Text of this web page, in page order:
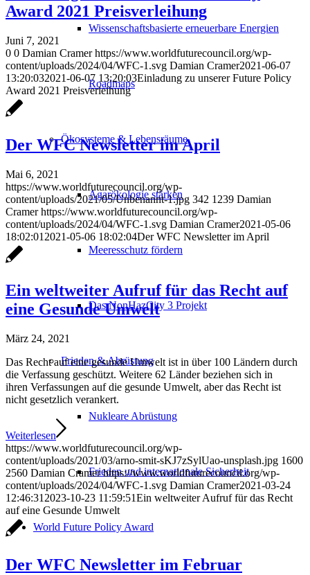
Wissenschaftsbasierte erneuerbare Energien
Roadmaps
Ökosysteme & Lebensräume
Agarökologie stärken
Meeresschutz fördern
Das NonHazCity 3 Projekt
Frieden & Abrüstung
Nukleare Abrüstung
Frieden und internationale Sicherheit
World Future Policy Award
Award 2021 Preisverleihung
Juni 7, 2021
0 0 Damian Cramer https://www.worldfuturecouncil.org/wp-
content/uploads/2024/04/WFC-1.svg Damian Cramer2021-06-07
13:20:032021-06-07 13:20:03Einladung zu unserer Future Policy
Award 2021 Preisverleihung
Der WFC Newsletter im April
Mai 6, 2021
https://www.worldfuturecouncil.org/wp-
content/uploads/2021/05/Unbenannt-1.jpg 342 1239 Damian
Cramer https://www.worldfuturecouncil.org/wp-
content/uploads/2024/04/WFC-1.svg Damian Cramer2021-05-06
18:02:01 2021-05-06 18:02:04Der WFC Newsletter im April
Ein weltweiter Aufruf für das Recht auf
eine Gesunde Umwelt
März 24, 2021
Das Recht auf eine gesunde Umwelt ist in über 100 Ländern durch
die Verfassung geschützt. Weitere 62 Länder beziehen sich in
ihren Verfassungen auf die gesunde Umwelt, aber das Recht ist
nicht gesetzlich verankert.
Weiterlesen
https://www.worldfuturecouncil.org/wp-
content/uploads/2021/03/arno-smit-sKJ7zSylUao-unsplash.jpg 1600
2560 Damian Cramer https://www.worldfuturecouncil.org/wp-
content/uploads/2024/04/WFC-1.svg Damian Cramer2021-03-24
12:46:31 2023-10-23 11:59:51Ein weltweiter Aufruf für das Recht
auf eine Gesunde Umwelt
Der WFC Newsletter im Februar